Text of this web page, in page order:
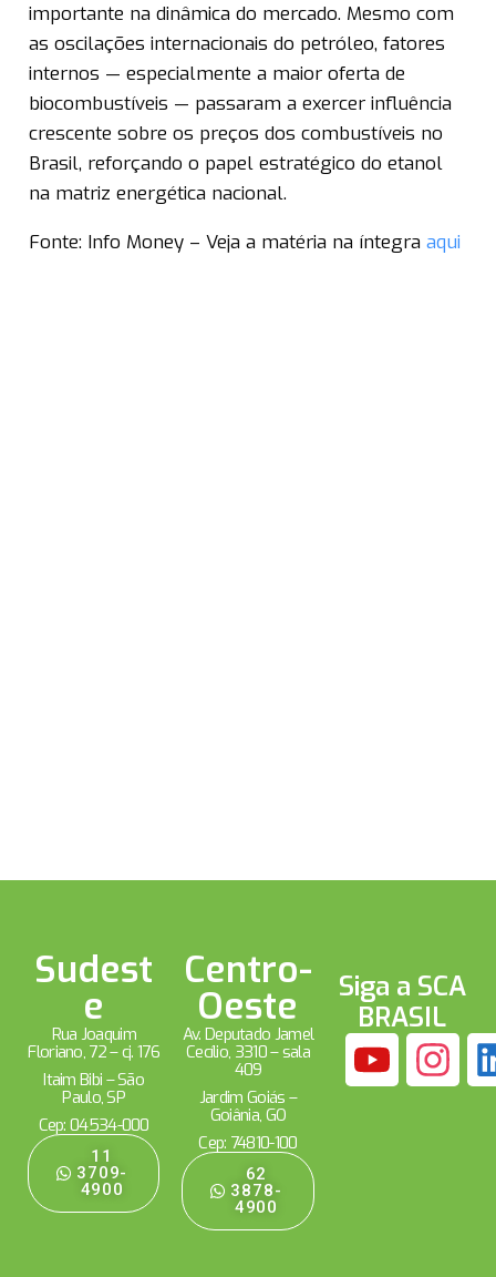
importante na dinâmica do mercado. Mesmo com
as oscilações internacionais do petróleo, fatores
internos — especialmente a maior oferta de
biocombustíveis — passaram a exercer influência
crescente sobre os preços dos combustíveis no
Brasil, reforçando o papel estratégico do etanol
na matriz energética nacional.
Fonte: Info Money – Veja a matéria na íntegra aqui
Sudest
e
Rua Joaquim
Floriano, 72 – cj. 176
Itaim Bibi – São
Paulo, SP
Cep: 04534-000
11
3709-
4900
Centro-
Oeste
Av. Deputado Jamel
Cecílio, 3310 – sala
409
Jardim Goiás –
Goiânia, GO
Cep: 74810-100
62
3878-
4900
Siga a SCA
BRASIL